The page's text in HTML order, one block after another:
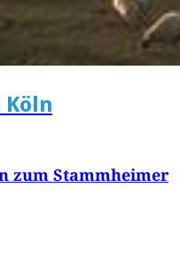
zum Stammheimer